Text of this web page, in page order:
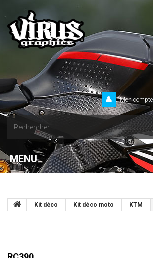
Mon compte
MENU
Kit déco Kit déco moto KTM